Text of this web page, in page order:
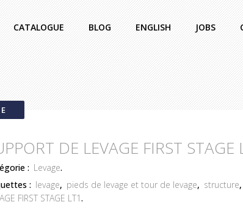
CATALOGUE BLOG ENGLISH JOBS
DE LEVAGE FIRST STAGE
: Levage.
: levage, pieds de levage et tour de levage, structure,
FIRST STAGE LT1.